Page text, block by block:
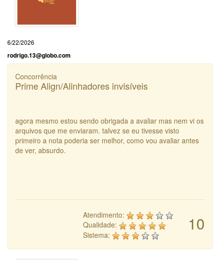
6/22/2026
rodrigo.13@globo.com
Concorrência
Prime Align/Alinhadores invisíveis
agora mesmo estou sendo obrigada a avaliar mas nem vi os
arquivos que me enviaram. talvez se eu tivesse visto
primeiro a nota poderia ser melhor, como vou avaliar antes
de ver, absurdo.
10
Atendimento:
Qualidade:
Sistema: